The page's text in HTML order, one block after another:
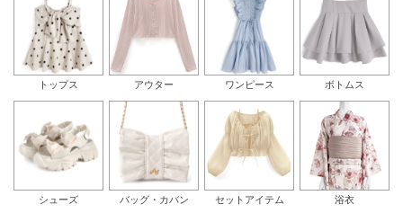
トップス アウター ワンピース ボトムス
シューズ バッグ・カバン セットアイテム 浴衣